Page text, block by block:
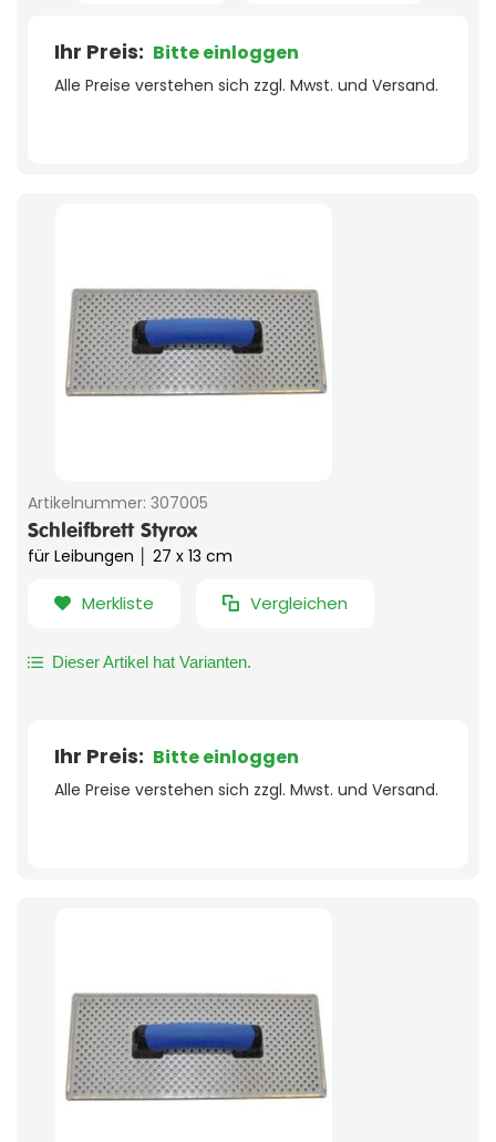
Ihr Preis: Bitte einloggen
Alle Preise verstehen sich zzgl. Mwst. und Versand.
Artikelnummer: 307005
Schleifbrett Styrox
für Leibungen │ 27 x 13 cm
Merkliste Vergleichen
Dieser Artikel hat Varianten.
Ihr Preis: Bitte einloggen
Alle Preise verstehen sich zzgl. Mwst. und Versand.